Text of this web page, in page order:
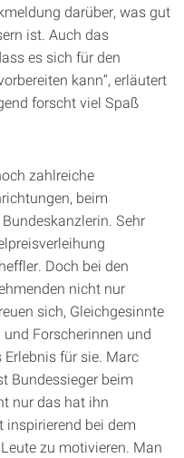
darüber, was gut
ist. Auch das
es sich für den
kann“, erläutert
forscht viel Spaß
zahlreiche
beim
Sehr
Doch bei den
nicht nur
sich, Gleichgesinnte
Forscherinnen und
Erlebnis für sie. Marc
Bundessieger beim
nur das hat ihn
inspirierend bei dem
zu motivieren. Man